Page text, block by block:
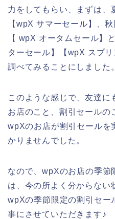
力をしてもらい、まずは、
【wpX サマーセール】、
【 wpX オータムセール】
ターセール】【wpX スプ
調べてみることにしました。
このような感じで、友達
お店のこと、割引セールの
wpXのお店が割引セールを
かりませんでした。
なので、wpXのお店の季節
は、今の所よく分からない
wpXの季節限定の割引セー
事にさせていただきます♪